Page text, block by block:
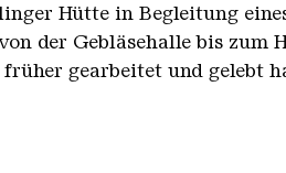
Hütte in Begleitung
der Gebläsehalle bis zum
gearbeitet und gelebt